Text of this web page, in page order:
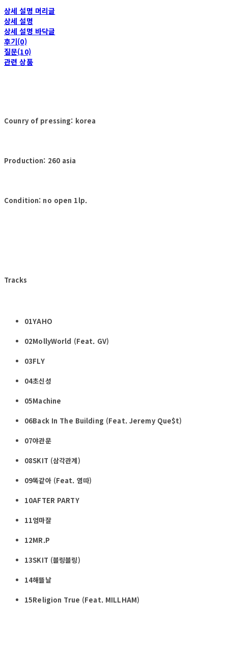
상세 설명 머리글
상세 설명
상세 설명 바닥글
후기(0)
질문(10)
관련 상품
Counry of pressing: korea
Production: 260 asia
Condition: no open 1lp.
Tracks
01YAHO
02MollyWorld (Feat. GV)
03FLY
04초신성
05Machine
06Back In The Building (Feat. Jeremy Que$t)
07야관문
08SKIT (삼각관계)
09똑같아 (Feat. 염따)
10AFTER PARTY
11엄마잘
12MR.P
13SKIT (블링블링)
14해뜰날
15Religion True (Feat. MILLHAM)